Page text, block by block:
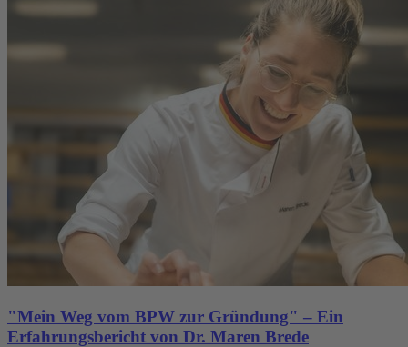
"Mein Weg vom BPW zur Gründung" – Ein
Erfahrungsbericht von Dr. Maren Brede